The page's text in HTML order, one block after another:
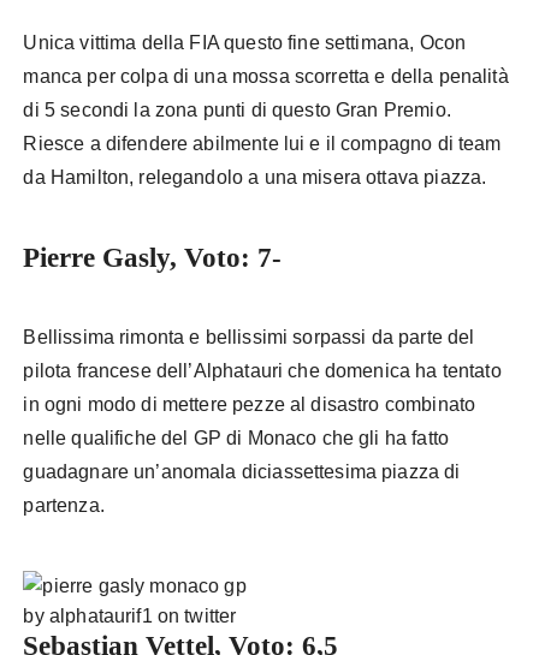
Unica vittima della FIA questo fine settimana, Ocon
manca per colpa di una mossa scorretta e della penalità
di 5 secondi la zona punti di questo Gran Premio.
Riesce a difendere abilmente lui e il compagno di team
da Hamilton, relegandolo a una misera ottava piazza.
Pierre Gasly, Voto: 7-
Bellissima rimonta e bellissimi sorpassi da parte del
pilota francese dell’Alphatauri che domenica ha tentato
in ogni modo di mettere pezze al disastro combinato
nelle qualifiche del GP di Monaco che gli ha fatto
guadagnare un’anomala diciassettesima piazza di
partenza.
by alphataurif1 on twitter
Sebastian Vettel, Voto: 6,5